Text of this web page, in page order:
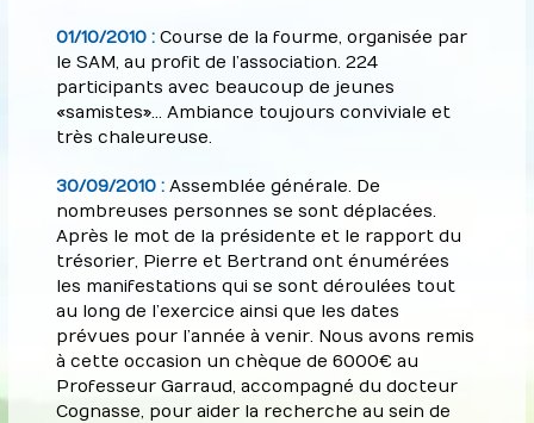
01/10/2010 : Course de la fourme, organisée par
le SAM, au profit de l’association. 224
participants avec beaucoup de jeunes
« samistes »… Ambiance toujours conviviale et
très chaleureuse.
30/09/2010 : Assemblée générale. De
nombreuses personnes se sont déplacées.
Après le mot de la présidente et le rapport du
trésorier, Pierre et Bertrand ont énumérées
les manifestations qui se sont déroulées tout
au long de l’exercice ainsi que les dates
prévues pour l’année à venir. Nous avons remis
à cette occasion un chèque de 6000€ au
Professeur Garraud, accompagné du docteur
Cognasse, pour aider la recherche au sein de